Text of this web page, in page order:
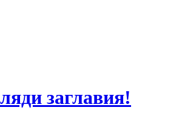
заглавия!